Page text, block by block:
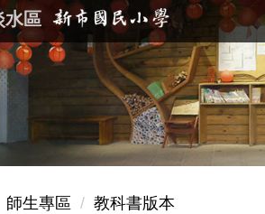
水區
師生專區 教科書版本